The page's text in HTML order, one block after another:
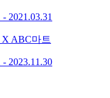
2021.03.31
ABC마트
- 2023.11.30